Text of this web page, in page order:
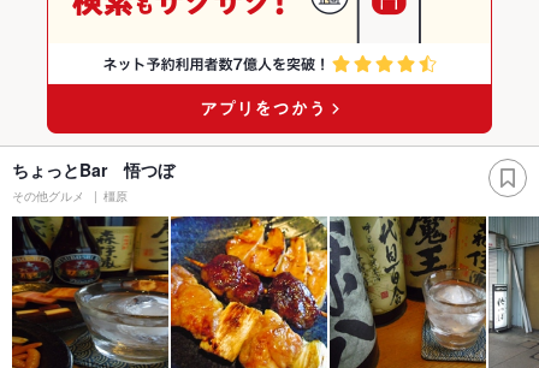
ちょっとBar 悟つぼ
その他グルメ 橿原